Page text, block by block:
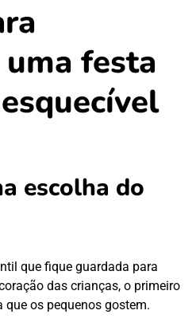
festa
escolha do
que fique guardada para
das crianças, o primeiro
que os pequenos gostem.